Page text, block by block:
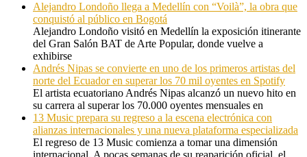
Alejandro Londoño llega a Medellín con “Voilà”, la obra que
conquistó al público en Bogotá
Alejandro Londoño visitó en Medellín la exposición itinerante
del Gran Salón BAT de Arte Popular, donde vuelve a
exhibirse
Andrés Nipas se convierte en uno de los primeros artistas del
norte del Ecuador en superar los 70 mil oyentes en Spotify
El artista ecuatoriano Andrés Nipas alcanzó un nuevo hito en
su carrera al superar los 70.000 oyentes mensuales en
13 Music prepara su regreso a la escena electrónica con
alianzas internacionales y una nueva plataforma especializada
El regreso de 13 Music comienza a tomar una dimensión